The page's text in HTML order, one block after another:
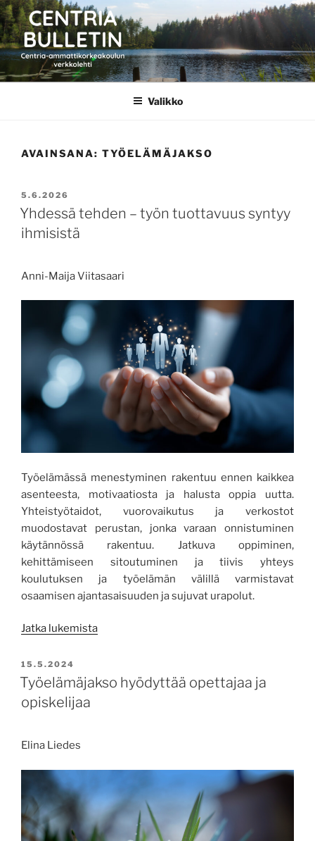
Siirry
sisältöön
CENTRIA BULLETIN
Valikko
AVAINSANA: TYÖELÄMÄJAKSO
JULKAISTU
5.6.2026
Yhdessä tehden – työn tuottavuus syntyy
ihmisistä
Anni-Maija Viitasaari
Työelämässä menestyminen rakentuu ennen kaikkea
asenteesta, motivaatiosta ja halusta oppia uutta.
Yhteistyötaidot, vuorovaikutus ja verkostot
muodostavat perustan, jonka varaan onnistuminen
käytännössä rakentuu. Jatkuva oppiminen,
kehittämiseen sitoutuminen ja tiivis yhteys
koulutuksen ja työelämän välillä varmistavat
osaamisen ajantasaisuuden ja sujuvat urapolut.
Jatka lukemista”Yhdessä
työn
JULKAISTU
15.5.2024
Työelämäjakso hyödyttää opettajaa ja
opiskelijaa
Elina Liedes